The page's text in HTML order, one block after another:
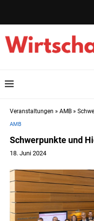
Veranstaltungen » AMB »
AMB
Schwerpunkte und
18. Juni 2024